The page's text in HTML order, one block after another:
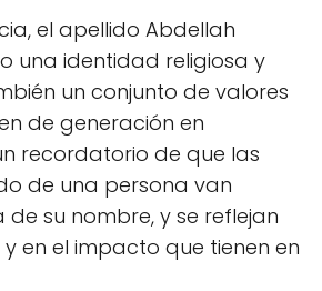
el apellido Abdellah
una identidad religiosa y
un conjunto de valores
de generación en
recordatorio de que las
de una persona van
su nombre, y se reflejan
en el impacto que tienen en